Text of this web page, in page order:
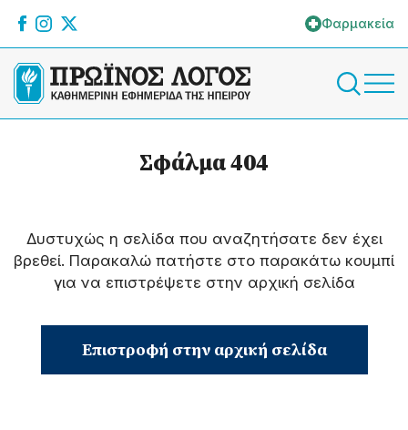
Φαρμακεία
Σφάλμα 404
Δυστυχώς η σελίδα που αναζητήσατε δεν έχει
βρεθεί. Παρακαλώ πατήστε στο παρακάτω κουμπί
για να επιστρέψετε στην αρχική σελίδα
Επιστροφή στην αρχική σελίδα